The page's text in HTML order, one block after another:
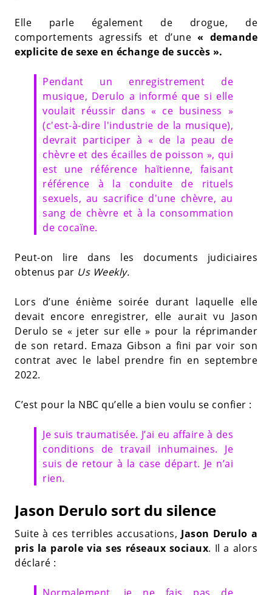
Elle parle également de drogue, de
comportements agressifs et d’une« demande
explicite de sexe en échange de succès ».
Pendant un enregistrement de
musique, Derulo a informé que si elle
voulait réussir dans « ce business »
(c'est-à-dire l'industrie de la musique),
devrait participer à « de la peau de
chèvre et des écailles de poisson », qui
est une référence haïtienne, faisant
référence à la conduite de rituels
sexuels, au sacrifice d'une chèvre, au
sang de chèvre et à la consommation
de cocaïne.
Peut-on lire dans les documents judiciaires
obtenus par Us Weekly.
Lors d’une énième soirée durant laquelle elle
devait encore enregistrer, elle aurait vu Jason
Derulo se « jeter sur elle » pour la réprimander
de son retard. Emaza Gibson a fini par voir son
contrat avec le label prendre fin en septembre
2022.
C’est pour la NBC qu’elle a bien voulu se confier :
Je suis traumatisée. J’ai eu affaire à des
conditions de travail inhumaines. Je
suis de retour à la case départ. Je n’ai
rien.
Jason Derulo sort du silence
Suite à ces terribles accusations, Jason Derulo a
pris la parole via ses réseaux sociaux. Il a alors
déclaré :